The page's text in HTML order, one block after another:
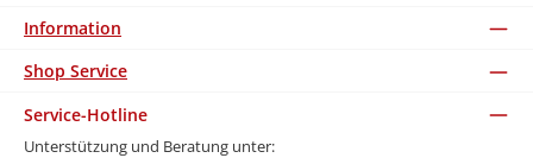
Information
Shop Service
Service-Hotline
Unterstützung und Beratung unter: